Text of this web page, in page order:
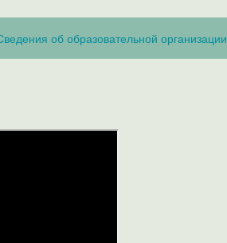
об образовательной организации